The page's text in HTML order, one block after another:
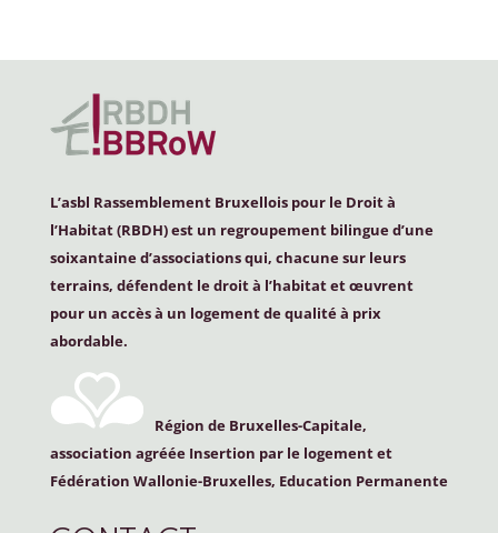
L’asbl Rassemblement Bruxellois pour le Droit à
l’Habitat (RBDH) est un regroupement bilingue d’une
soixantaine d’associations qui, chacune sur leurs
terrains, défendent le droit à l’habitat et œuvrent
pour un accès à un logement de qualité à prix
abordable.
Région de Bruxelles-Capitale,
association agréée Insertion par le logement et
Fédération Wallonie-Bruxelles, Education Permanente